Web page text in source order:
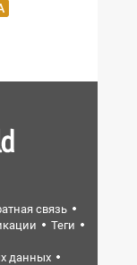
связь
Теги
данных